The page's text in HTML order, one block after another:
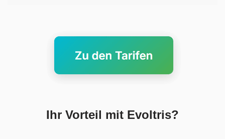
Ihr Vorteil mit Evoltris?